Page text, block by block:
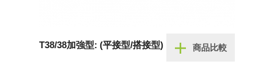
T38/38加強型: (平接型/搭接型) 商品比較